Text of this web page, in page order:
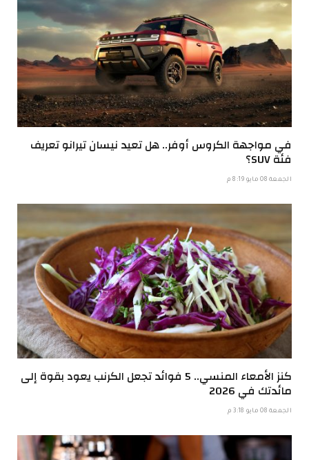
في مواجهة الكروس أوفر.. هل تعيد نيسان تيرانو تعريف
فئة SUV؟
الجمعة 08 مايو 8:19 م
كنز الأمعاء المنسي.. 5 فوائد تجعل الكرنب يعود بقوة إلى
مائدتك في 2026
الجمعة 08 مايو 3:18 م